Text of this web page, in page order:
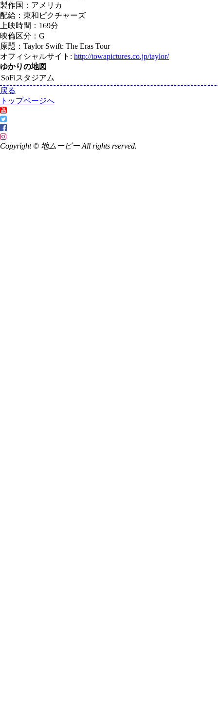
製作国：アメリカ
配給：東和ピクチャーズ
上映時間：169分
映倫区分：G
原題：Taylor Swift: The Eras Tour
オフィシャルサイト: http://towapictures.co.jp/taylor/
ゆかりの地図
SoFiスタジアム
戻る
トップページへ
Copyright © 地ムービー All rights rserved.